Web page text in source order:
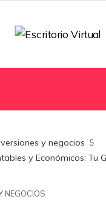
y negocios
y Económicos: Tu
NEGOCIOS